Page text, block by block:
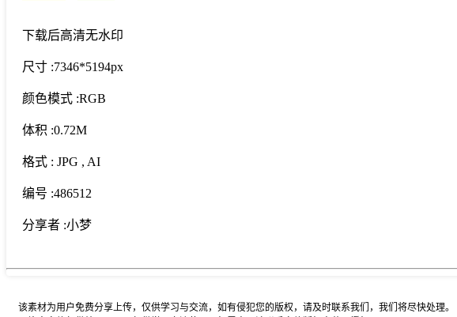
下载后高清无水印
尺寸 :7346*5194px
颜色模式 :RGB
体积 :0.72M
格式 : JPG , AI
编号 :486512
分享者 :小梦
该素材为用户免费分享上传，仅供学习与交流，如有侵犯您的版权，请及时联系我们，我们将尽快处理。